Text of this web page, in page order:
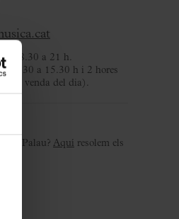
: de 8.30 a 21 h.
de 8.30 a 15.30 h i 2 hores
la venda del dia).
al Palau? Aquí resolem els